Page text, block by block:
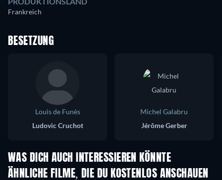
Frankreich
BESETZUNG
Louis de Funès
Ludovic Cruchot
Michel Galabru
Jérôme Gerber
WAS DICH AUCH INTERESSIEREN KÖNNTE
ÄHNLICHE FILME, DIE DU KOSTENLOS ANSCHAUEN